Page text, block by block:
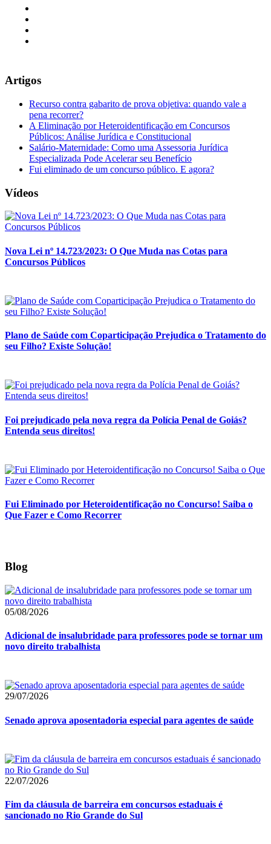
Artigos
Recurso contra gabarito de prova objetiva: quando vale a
pena recorrer?
A Eliminação por Heteroidentificação em Concursos
Públicos: Análise Jurídica e Constitucional
Salário-Maternidade: Como uma Assessoria Jurídica
Especializada Pode Acelerar seu Benefício
Fui eliminado de um concurso público. E agora?
Vídeos
Nova Lei nº 14.723/2023: O Que Muda nas Cotas para
Concursos Públicos
Plano de Saúde com Coparticipação Prejudica o Tratamento do
seu Filho? Existe Solução!
Foi prejudicado pela nova regra da Polícia Penal de Goiás?
Entenda seus direitos!
Fui Eliminado por Heteroidentificação no Concurso! Saiba o
Que Fazer e Como Recorrer
Blog
05/08/2026
Adicional de insalubridade para professores pode se tornar um
novo direito trabalhista
29/07/2026
Senado aprova aposentadoria especial para agentes de saúde
22/07/2026
Fim da cláusula de barreira em concursos estaduais é
sancionado no Rio Grande do Sul